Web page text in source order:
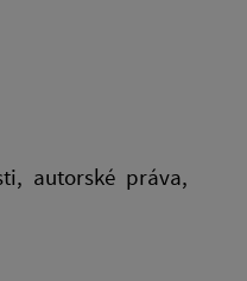
autorské práva,